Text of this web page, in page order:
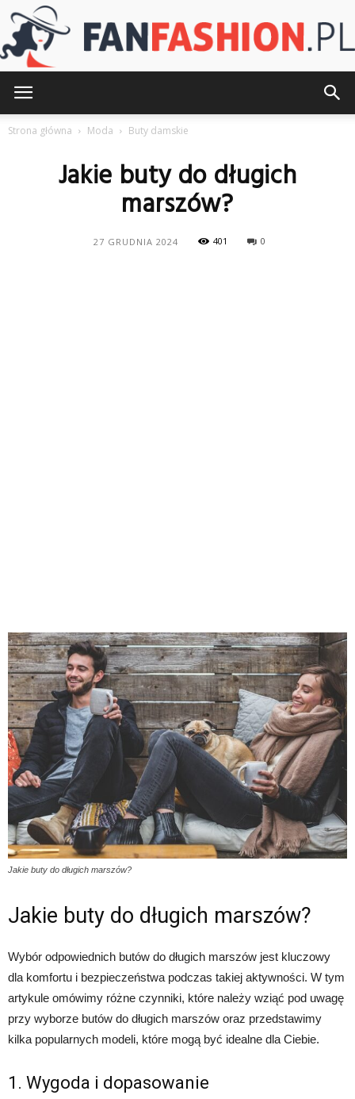
Strona główna Moda Buty damskie
Jakie buty do długich
marszów?
27 GRUDNIA 2024 401 0
Jakie buty do długich marszów?
Jakie buty do długich marszów?
Wybór odpowiednich butów do długich marszów jest kluczowy
dla komfortu i bezpieczeństwa podczas takiej aktywności. W tym
artykule omówimy różne czynniki, które należy wziąć pod uwagę
przy wyborze butów do długich marszów oraz przedstawimy
kilka popularnych modeli, które mogą być idealne dla Ciebie.
1. Wygoda i dopasowanie